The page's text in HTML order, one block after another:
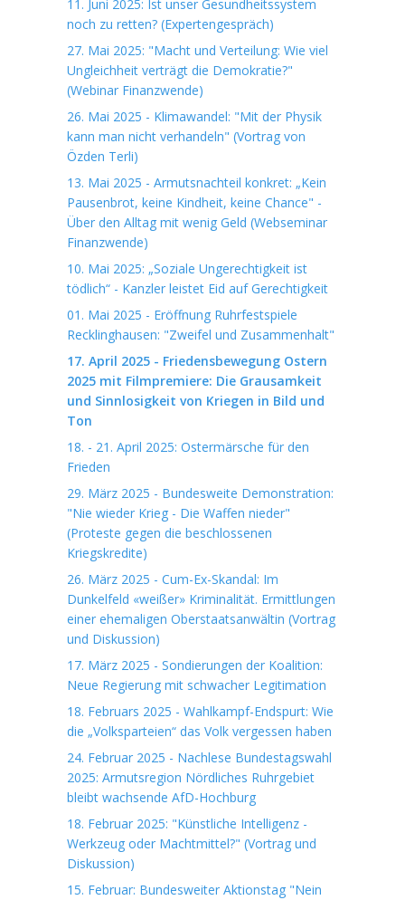
11. Juni 2025: Ist unser Gesundheitssystem
noch zu retten? (Expertengespräch)
27. Mai 2025: "Macht und Verteilung: Wie viel
Ungleichheit verträgt die Demokratie?"
(Webinar Finanzwende)
26. Mai 2025 - Klimawandel: "Mit der Physik
kann man nicht verhandeln" (Vortrag von
Özden Terli)
13. Mai 2025 - Armutsnachteil konkret: „Kein
Pausenbrot, keine Kindheit, keine Chance" -
Über den Alltag mit wenig Geld (Webseminar
Finanzwende)
10. Mai 2025: „Soziale Ungerechtigkeit ist
tödlich“ - Kanzler leistet Eid auf Gerechtigkeit
01. Mai 2025 - Eröffnung Ruhrfestspiele
Recklinghausen: "Zweifel und Zusammenhalt"
17. April 2025 - Friedensbewegung Ostern
2025 mit Filmpremiere: Die Grausamkeit
und Sinnlosigkeit von Kriegen in Bild und
Ton
18. - 21. April 2025: Ostermärsche für den
Frieden
29. März 2025 - Bundesweite Demonstration:
"Nie wieder Krieg - Die Waffen nieder"
(Proteste gegen die beschlossenen
Kriegskredite)
26. März 2025 - Cum-Ex-Skandal: Im
Dunkelfeld «weißer» Kriminalität. Ermittlungen
einer ehemaligen Oberstaatsanwältin (Vortrag
und Diskussion)
17. März 2025 - Sondierungen der Koalition:
Neue Regierung mit schwacher Legitimation
18. Februars 2025 - Wahlkampf-Endspurt: Wie
die „Volksparteien“ das Volk vergessen haben
24. Februar 2025 - Nachlese Bundestagswahl
2025: Armutsregion Nördliches Ruhrgebiet
bleibt wachsende AfD-Hochburg
18. Februar 2025: "Künstliche Intelligenz -
Werkzeug oder Machtmittel?" (Vortrag und
Diskussion)
15. Februar: Bundesweiter Aktionstag "Nein